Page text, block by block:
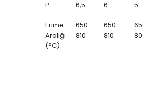
P 6,5 6 5
Erime
Aralığı
(°C)
650-
810
650-
810